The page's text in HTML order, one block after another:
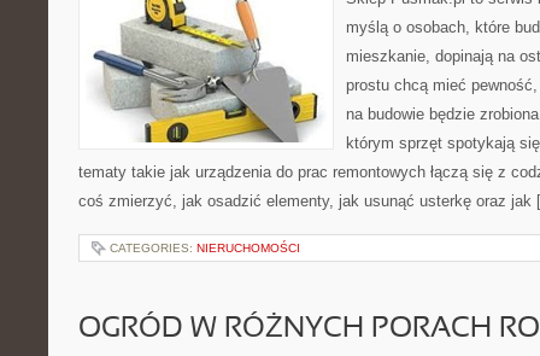
myślą o osobach, które
mieszkanie, dopinają na
prostu chcą mieć
na budowie będzie
którym sprzęt spotykają
tematy takie jak urządzenia do prac remontowych łączą się z
coś zmierzyć, jak osadzić elementy, jak usunąć usterkę oraz
CATEGORIES: NIERUCHOMOŚCI
OGRÓD W RÓŻNYCH PORACH